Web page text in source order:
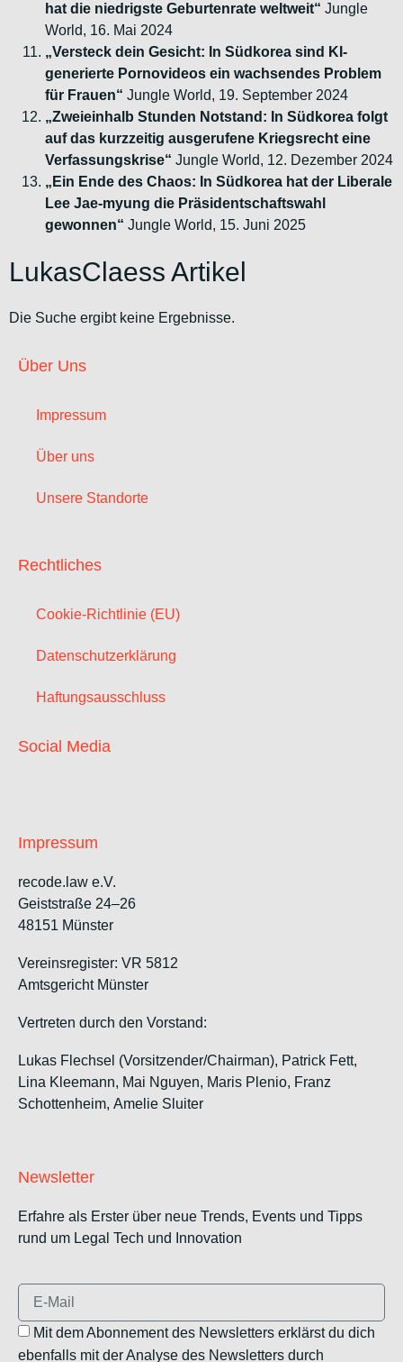
hat die niedrigste Geburtenrate weltweit“ Jungle
World, 16. Mai 2024
„Versteck dein Gesicht: In Südkorea sind KI-
generierte Pornovideos ein wachsendes Problem
für Frauen“ Jungle World, 19. September 2024
„Zweieinhalb Stunden Notstand: In Südkorea folgt
auf das kurzzeitig ausgerufene Kriegsrecht eine
Verfassungskrise“ Jungle World, 12. Dezember 2024
„Ein Ende des Chaos: In Südkorea hat der Liberale
Lee Jae-myung die Präsidentschaftswahl
gewonnen“ Jungle World, 15. Juni 2025
LukasClaess Artikel
Die Suche ergibt keine Ergebnisse.
Über Uns
Impressum
Über uns
Unsere Standorte
Rechtliches
Cookie-Richtlinie (EU)
Datenschutzerklärung
Haftungsausschluss
Social Media
Impressum
recode.law e.V.
Geiststraße 24–26
48151 Münster
Vereinsregister: VR 5812
Amtsgericht Münster
Vertreten durch den Vorstand:
Lukas Flechsel (Vorsitzender/Chairman), Patrick Fett,
Lina Kleemann, Mai Nguyen, Maris Plenio, Franz
Schottenheim, Amelie Sluiter
Newsletter
Erfahre als Erster über neue Trends, Events und Tipps
rund um Legal Tech und Innovation
Mit dem Abonnement des Newsletters erklärst du dich
ebenfalls mit der Analyse des Newsletters durch